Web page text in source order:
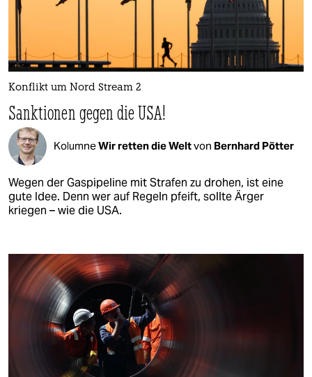
Konflikt um Nord Stream 2
Sanktionen gegen die USA!
KolumneWir retten die Weltvon Bernhard Pötter
Wegen der Gaspipeline mit Strafen zu drohen, ist eine
gute Idee. Denn wer auf Regeln pfeift, sollte Ärger
kriegen – wie die USA.